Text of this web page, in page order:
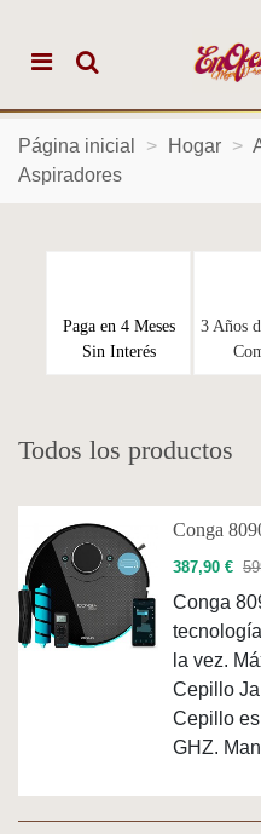
Página inicial > Hogar >
Aspiradores
Paga en 4 Meses
Sin Interés
3 Años
Todos los productos
Conga
387,90 €
Conga
la vez.
Cepillo
Cepillo
GHZ.